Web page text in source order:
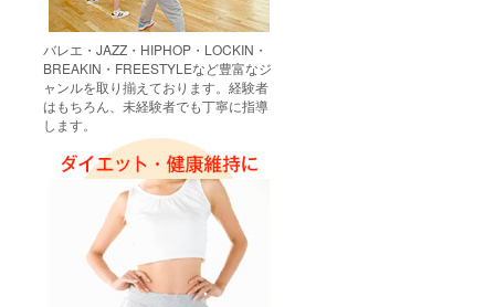
バレエ・JAZZ・HIPHOP・LOCKIN・
BREAKIN・FREESTYLEなど豊富なジ
ャンルを取り揃えております。経験者
はもちろん、未経験者でも丁寧に指導
します。